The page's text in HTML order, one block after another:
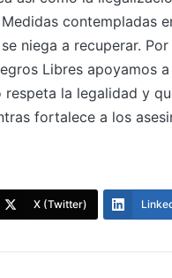
contempladas
niega a recuperar.
Libres apoyamos
respeta la legalidad y
fortalece a los
X (Twitter)